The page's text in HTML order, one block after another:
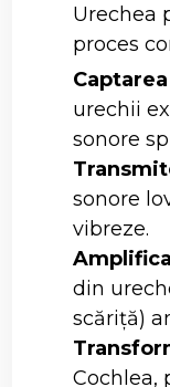
Urechea
proces
urechii
sonore
sonore
vibreze.
din
scăriță)
Cochlea,